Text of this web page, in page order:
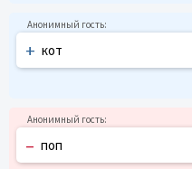
+ кот
– поп